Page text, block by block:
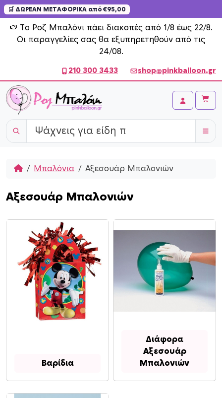
🛒 ΔΩΡΕΑΝ ΜΕΤΑΦΟΡΙΚΑ από €95,00
🍉 Το Ροζ Μπαλόνι πάει διακοπές από 1/8 έως 22/8.
Οι παραγγελίες σας θα εξυπηρετηθούν από τις
24/08.
Skip to content
210 300 3433 shop@pinkballoon.gr
Account
Cart
HomeΜπαλόνια Αξεσουάρ Μπαλονιών
Αξεσουάρ Μπαλονιών
Βαρίδια
Διάφορα
Αξεσουάρ
Μπαλονιών